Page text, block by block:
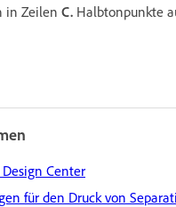
in Zeilen C. Halbtonpunkte
Center
für den Druck von